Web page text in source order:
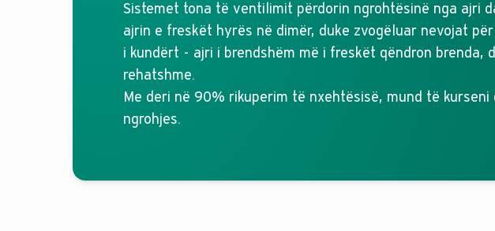
Sistemet tona të ventilimit përdorin ngrohtësinë nga ajri
ajrin e freskët hyrës në dimër, duke zvogëluar nevojat
i kundërt - ajri i brendshëm më i freskët qëndron brenda,
rehatshme.
Me deri në 90% rikuperim të nxehtësisë, mund të
ngrohjes.